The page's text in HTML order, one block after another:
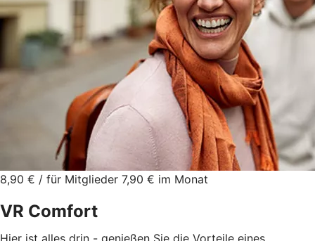
8,90 € / für Mitglieder 7,90 € im Monat
VR Comfort
Hier ist alles drin - genießen Sie die Vorteile eines